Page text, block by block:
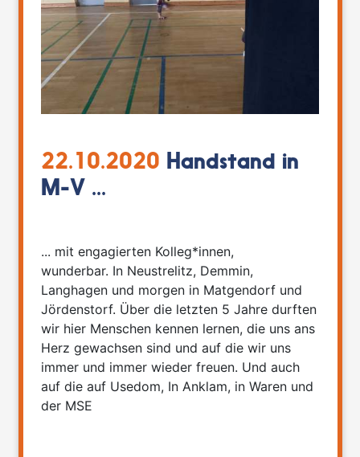
22.10.2020 Handstand in
M-V ...
... mit engagierten Kolleg*innen,
wunderbar. In Neustrelitz, Demmin,
Langhagen und morgen in Matgendorf und
Jördenstorf. Über die letzten 5 Jahre durften
wir hier Menschen kennen lernen, die uns ans
Herz gewachsen sind und auf die wir uns
immer und immer wieder freuen. Und auch
auf die auf Usedom, In Anklam, in Waren und
der MSE